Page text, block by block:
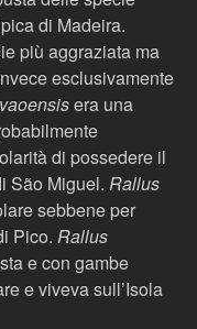
di Madeira.
più aggraziata ma
esclusivamente
era una
di possedere il
São Miguel. Rallus
sebbene per
Pico. Rallus
e con gambe
e viveva sull’Isola